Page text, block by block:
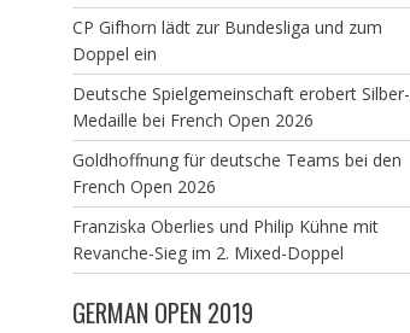
CP Gifhorn lädt zur Bundesliga und zum
Doppel ein
Deutsche Spielgemeinschaft erobert Silber-
Medaille bei French Open 2026
Goldhoffnung für deutsche Teams bei den
French Open 2026
Franziska Oberlies und Philip Kühne mit
Revanche-Sieg im 2. Mixed-Doppel
GERMAN OPEN 2019